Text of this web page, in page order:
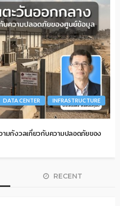
DATA CENTER
INFRASTRUCTURE
ามกังวลเกี่ยวกับความปลอดภัยของ
RECENT